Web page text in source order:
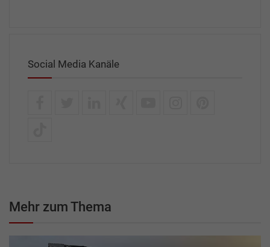
Social Media Kanäle
Mehr zum Thema